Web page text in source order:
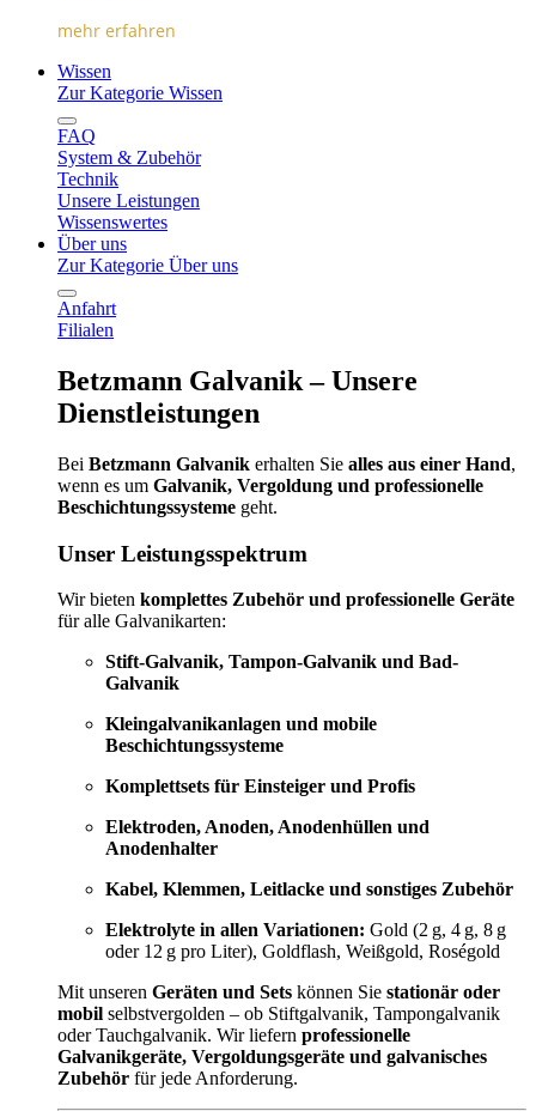
mehr erfahren
Wissen
Zur Kategorie Wissen
FAQ
System & Zubehör
Technik
Unsere Leistungen
Wissenswertes
Über uns
Zur Kategorie Über uns
Anfahrt
Filialen
Betzmann Galvanik – Unsere
Dienstleistungen
Bei Betzmann Galvanik erhalten Sie alles aus einer Hand,
wenn es um Galvanik, Vergoldung und professionelle
Beschichtungssysteme geht.
Unser Leistungsspektrum
Wir bieten komplettes Zubehör und professionelle Geräte
für alle Galvanikarten:
Stift-Galvanik, Tampon-Galvanik und Bad-
Galvanik
Kleingalvanikanlagen und mobile
Beschichtungssysteme
Komplettsets für Einsteiger und Profis
Elektroden, Anoden, Anodenhüllen und
Anodenhalter
Kabel, Klemmen, Leitlacke und sonstiges Zubehör
Elektrolyte in allen Variationen: Gold (2 g, 4 g, 8 g
oder 12 g pro Liter), Goldflash, Weißgold, Roségold
Mit unseren Geräten und Sets können Sie stationär oder
mobil selbstvergolden – ob Stiftgalvanik, Tampongalvanik
oder Tauchgalvanik. Wir liefern professionelle
Galvanikgeräte, Vergoldungsgeräte und galvanisches
Zubehör für jede Anforderung.